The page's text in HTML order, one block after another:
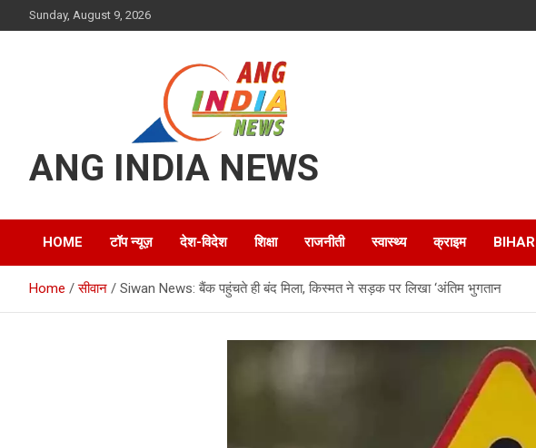
to
Sunday, August 9, 2026
ANG INDIA NEWS
HOME टॉप न्यूज़ देश-विदेश शिक्षा राजनीती स्वास्थ्य क्राइम BIHAR
Home सीवान Siwan News: बैंक पहुंचते ही बंद मिला, किस्मत ने सड़क पर लिखा ‘अंतिम भुगतान